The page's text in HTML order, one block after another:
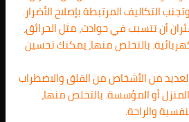
التكاليف المرتبطة بإصلاح الأضرار.
أن تتسبب في حوادث، مثل الحرائق،
بالتخلص منها، يمكنك تحسين
من الأشخاص من القلق والاضطراب
أو المؤسسة. بالتخلص منها،
والراحة.